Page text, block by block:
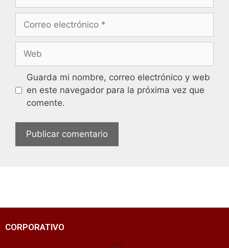
Guarda mi nombre, correo electrónico y web
en este navegador para la próxima vez que
comente.
CORPORATIVO